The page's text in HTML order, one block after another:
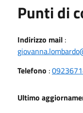
Punti di
Indirizzo mail :
Telefono :
Ultimo